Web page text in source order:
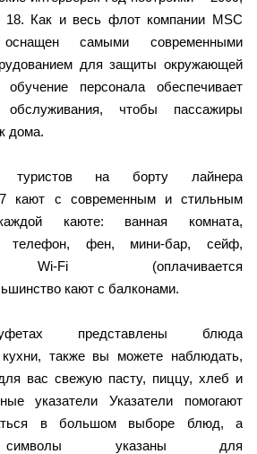
18. Как и весь флот компании MSC
самыми современными
для защиты окружающей
персонала обеспечивает
обслуживания, чтобы пассажиры
дома.
туристов на борту лайнера
кают с современным и стильным
каюте: ванная комната,
телефон, фен, мини-бар, сейф,
Wi-Fi (оплачивается
кают с балконами.
представлены блюда
кухни, также вы можете наблюдать,
вас свежую пасту, пиццу, хлеб и
указатели Указатели помогают
в большом выборе блюд, а
символы указаны для